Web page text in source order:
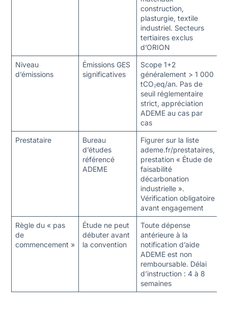
construction,
plasturgie, textile
industriel. Secteurs
tertiaires exclus
d’ORION
Niveau
d’émissions
Émissions GES
significatives
Scope 1+2
généralement > 1 000
tCO₂eq/an. Pas de
seuil réglementaire
strict, appréciation
ADEME au cas par
cas
Prestataire
Bureau
d’études
référencé
ADEME
Figurer sur la liste
ademe.fr/prestataires,
prestation « Étude de
faisabilité
décarbonation
industrielle ».
Vérification obligatoire
avant engagement
Règle du « pas
de
commencement »
Étude ne peut
débuter avant
la convention
Toute dépense
antérieure à la
notification d’aide
ADEME est non
remboursable. Délai
d’instruction : 4 à 8
semaines